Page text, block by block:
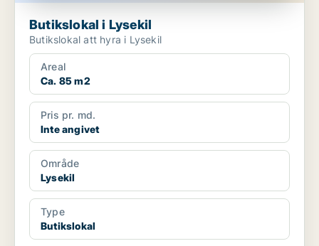
Butikslokal i Lysekil
Butikslokal att hyra i Lysekil
Areal
Ca. 85 m2
Pris pr. md.
Inte angivet
Område
Lysekil
Type
Butikslokal